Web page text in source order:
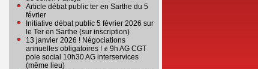
Article débat public ter en Sarthe du 5
février
Initiative débat public 5 février 2026 sur
le Ter en Sarthe (sur inscription)
13 janvier 2026 ! Négociations
annuelles obligatoires ! ✊ 9h AG CGT
pole social 10h30 AG interservices
(même lieu)